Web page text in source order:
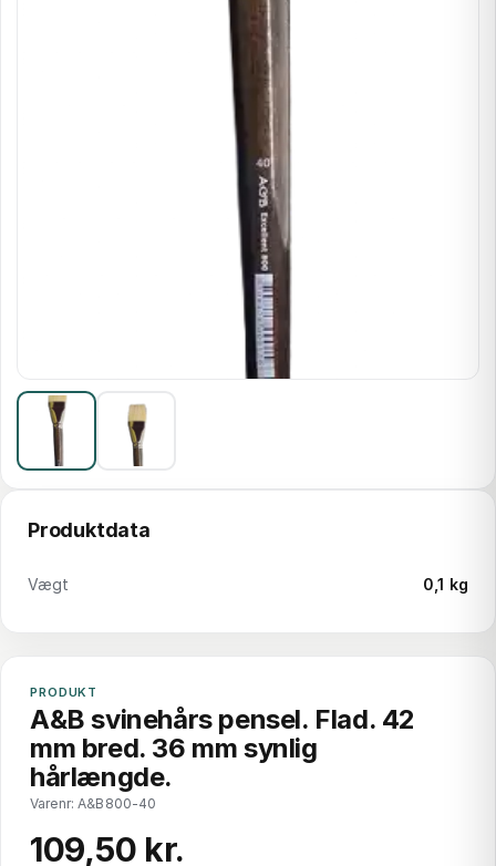
Produktdata
Vægt 0,1 kg
PRODUKT
A&B svinehårs pensel. Flad. 42
mm bred. 36 mm synlig
hårlængde.
Varenr: A&B800-40
109,50 kr.